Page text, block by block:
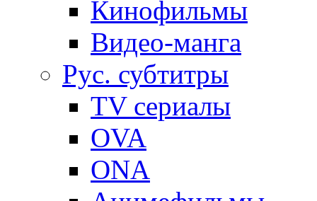
Кинофильмы
Видео-манга
Рус. субтитры
TV сериалы
OVA
ONA